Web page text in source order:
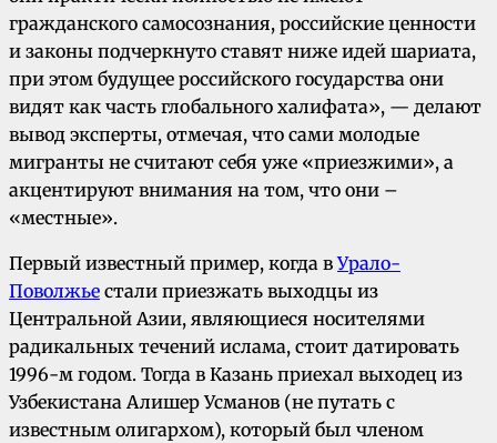
гражданского самосознания, российские ценности
и законы подчеркнуто ставят ниже идей шариата,
при этом будущее российского государства они
видят как часть глобального халифата», — делают
вывод эксперты, отмечая, что сами молодые
мигранты не считают себя уже «приезжими», а
акцентируют внимания на том, что они –
«местные».
Первый известный пример, когда вУрало-
Поволжье стали приезжать выходцы из
Центральной Азии, являющиеся носителями
радикальных течений ислама, стоит датировать
1996-м годом. Тогда в Казань приехал выходец из
Узбекистана Алишер Усманов (не путать с
известным олигархом), который был членом